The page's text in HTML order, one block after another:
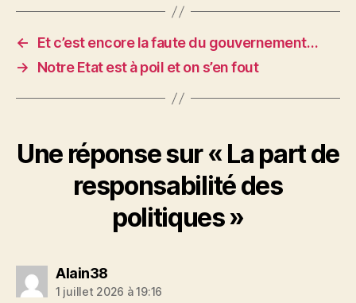
←
Et c’est encore la faute du gouvernement…
→
Notre Etat est à poil et on s’en fout
Une réponse sur « La part de
responsabilité des
politiques »
Alain38dit :
1 juillet 2026 à 19:16